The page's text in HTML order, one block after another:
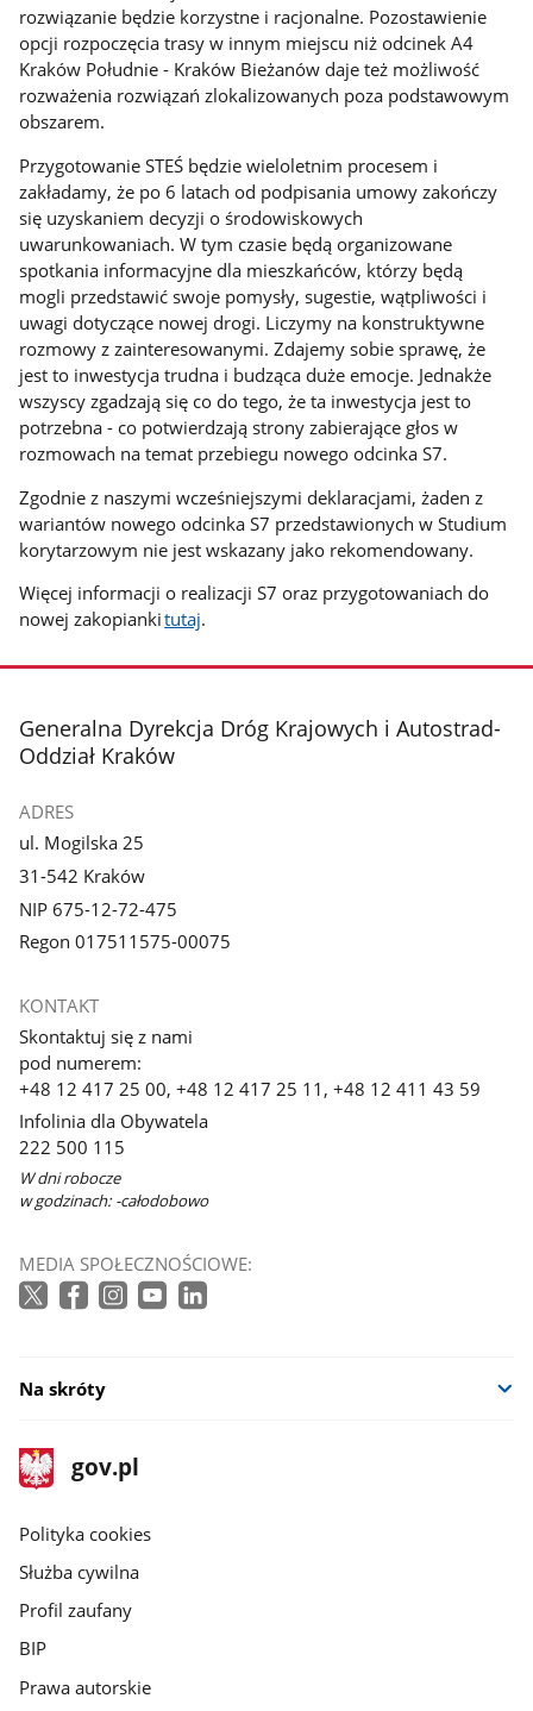
rozwiązanie będzie korzystne i racjonalne. Pozostawienie
opcji rozpoczęcia trasy w innym miejscu niż odcinek A4
Kraków Południe - Kraków Bieżanów daje też możliwość
rozważenia rozwiązań zlokalizowanych poza podstawowym
obszarem.
Przygotowanie STEŚ będzie wieloletnim procesem i
zakładamy, że po 6 latach od podpisania umowy zakończy
się uzyskaniem decyzji o środowiskowych
uwarunkowaniach. W tym czasie będą organizowane
spotkania informacyjne dla mieszkańców, którzy będą
mogli przedstawić swoje pomysły, sugestie, wątpliwości i
uwagi dotyczące nowej drogi. Liczymy na konstruktywne
rozmowy z zainteresowanymi. Zdajemy sobie sprawę, że
jest to inwestycja trudna i budząca duże emocje. Jednakże
wszyscy zgadzają się co do tego, że ta inwestycja jest to
potrzebna - co potwierdzają strony zabierające głos w
rozmowach na temat przebiegu nowego odcinka S7.
Zgodnie z naszymi wcześniejszymi deklaracjami, żaden z
wariantów nowego odcinka S7 przedstawionych w Studium
korytarzowym nie jest wskazany jako rekomendowany.
Więcej informacji o realizacji S7 oraz przygotowaniach do
nowej zakopiankitutaj.
stopka
Generalna Dyrekcja Dróg Krajowych i Autostrad-
Oddział Kraków
ADRES
ul. Mogilska 25
31-542 Kraków
NIP 675-12-72-475
Regon 017511575-00075
KONTAKT
Skontaktuj się z nami
pod numerem:
+48 12 417 25 00, +48 12 417 25 11, +48 12 411 43 59
Infolinia dla Obywatela
222 500 115
W dni robocze
w godzinach: -całodobowo
MEDIA SPOŁECZNOŚCIOWE:
Na skróty
stopka
gov.pl
Strona
gov.pl
gov.pl
Polityka cookies
Służba cywilna
Profil zaufany
BIP
Prawa autorskie